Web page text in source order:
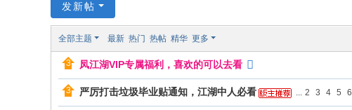
发新帖
全部主题 最新 热门 热帖 精华 更多
凤江湖VIP专属福利，喜欢的可以去看
严厉打击垃圾毕业贴通知，江湖中人必看 ... 2 3 4 5 6